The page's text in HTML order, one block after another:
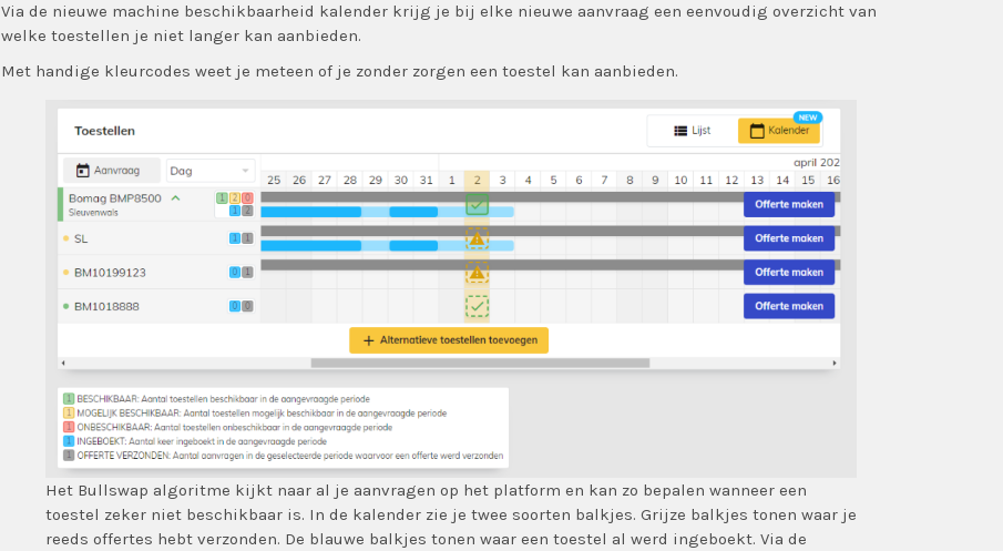
Via de nieuwe machine beschikbaarheid kalender krijg je bij elke nieuwe aanvraag een eenvoudig overzicht van
welke toestellen je niet langer kan aanbieden.
Met handige kleurcodes weet je meteen of je zonder zorgen een toestel kan aanbieden.
Het Bullswap algoritme kijkt naar al je aanvragen op het platform en kan zo bepalen wanneer een
toestel zeker niet beschikbaar is. In de kalender zie je twee soorten balkjes. Grijze balkjes tonen waar je
reeds offertes hebt verzonden. De blauwe balkjes tonen waar een toestel al werd ingeboekt. Via de